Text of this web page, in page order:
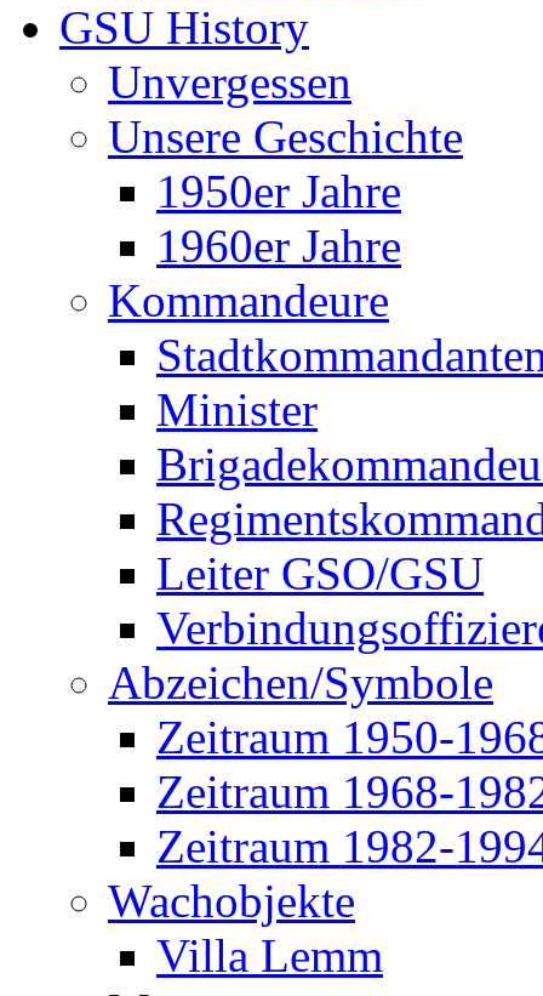
GSU History
Unvergessen
Unsere Geschichte
1950er Jahre
1960er Jahre
Kommandeure
Minister
Leiter GSO/GSU
Abzeichen/Symbole
Zeitraum 1950-
Zeitraum 1968-
Zeitraum 1982-
Wachobjekte
Villa Lemm